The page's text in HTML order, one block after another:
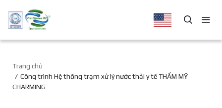
Trang chủ
Công trình Hệ thống trạm xử lý nước thải y tế THẨM MỸ
CHARMING